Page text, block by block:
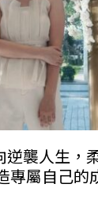
逆襲人生，
專屬自己的